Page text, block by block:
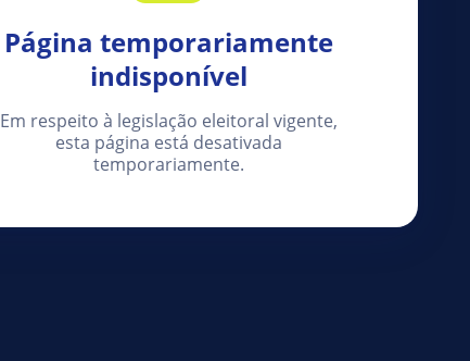
Página temporariamente
indisponível
Em respeito à legislação eleitoral vigente,
esta página está desativada
temporariamente.